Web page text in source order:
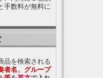
手数料が無料に
品を検索される
者名、グループ